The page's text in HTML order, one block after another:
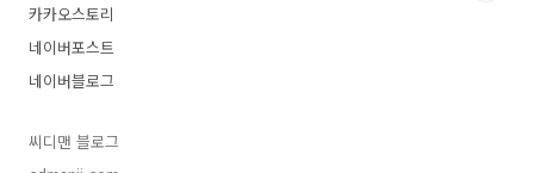
카카오스토리
네이버포스트
네이버블로그
씨디맨 블로그